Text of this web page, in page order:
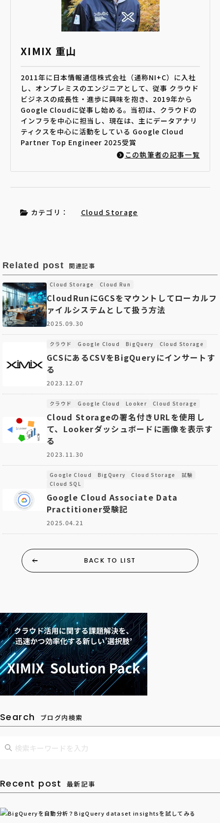
XIMIX 重山
2011年に日本情報通信株式会社（通称NI+C）に入社
し、オンプレミスのエンジニアとして、従事 クラウド
ビジネスの成長性・進歩に興味を抱き、2019年から
Google Cloudに従事し始める。当初は、クラウドの
インフラを中心に担当し、現在は、主にデータアナリ
ティクスを中心に活動をしている Google Cloud
Partner Top Engineer 2025受賞
この執筆者の記事一覧
カテゴリ： Cloud Storage
Related post 関連記事
Cloud Storage Cloud Run
CloudRunにGCSをマウントしてローカルフ
ァイルシステムとして扱う方法
2025.09.30
クラウド Google Cloud BigQuery Cloud Storage
GCSにあるCSVをBigQueryにインサートす
る
2023.12.07
クラウド Google Cloud Looker Cloud Storage
Cloud Storageの署名付きURLを使用し
て、Lookerダッシュボードに画像を表示す
る
2023.11.30
Google Cloud BigQuery Cloud Storage
試験
Cloud SQL
Google Cloud Associate Data
Practitioner受験記
2025.04.21
BACK TO LIST
Search ブログ内検索
Recent post 最新記事